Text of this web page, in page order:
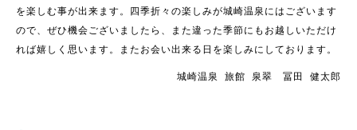
を楽しむ事が出来ます。四季折々の楽しみが城崎温泉にはございます
ので、ぜひ機会ございましたら、また違った季節にもお越しいただけ
れば嬉しく思います。またお会い出来る日を楽しみにしております。
城崎温泉 旅館 泉翠 冨田 健太郎